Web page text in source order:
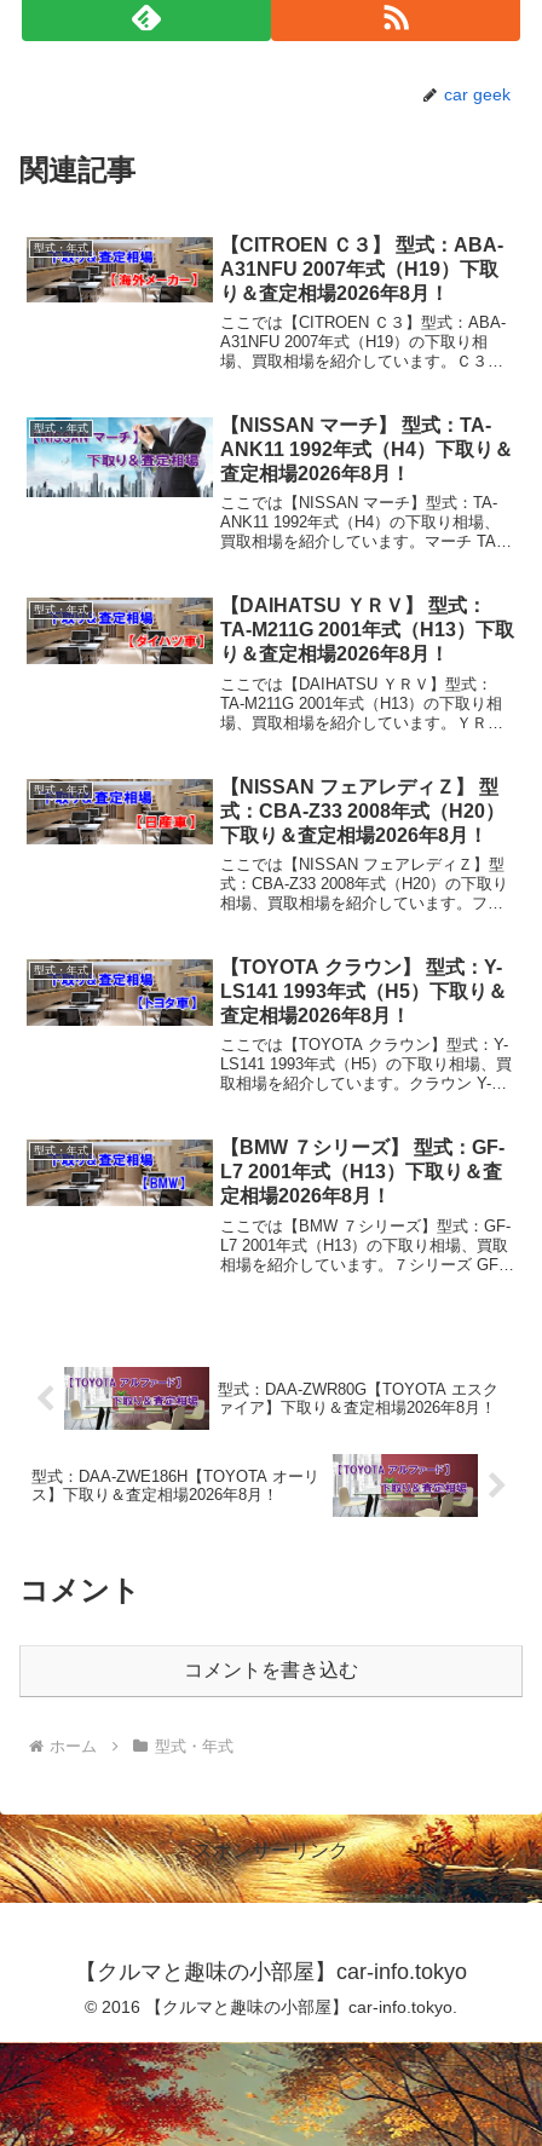
car geek
関連記事
型式・年式
【CITROEN Ｃ３】 型式：ABA-
A31NFU 2007年式（H19）下取
り＆査定相場2026年8月！
ここでは【CITROEN Ｃ３】型式：ABA-
A31NFU 2007年式（H19）の下取り相
場、買取相場を紹介しています。Ｃ３
～70万円買取り相場：...
型式・年式
【NISSAN マーチ】 型式：TA-
ANK11 1992年式（H4）下取り＆
査定相場2026年8月！
ここでは【NISSAN マーチ】型式：TA-
ANK11 1992年式（H4）の下取り相場、
買取相場を紹介しています。マーチ TA-
円買取り相場：マイナス1万...
型式・年式
【DAIHATSU ＹＲＶ】 型式：
TA-M211G 2001年式（H13）下取
り＆査定相場2026年8月！
ここでは【DAIHATSU ＹＲＶ】型式：
TA-M211G 2001年式（H13）の下取り相
場、買取相場を紹介しています。ＹＲＶ
～1万円買取り相場：マイ...
型式・年式
【NISSAN フェアレディＺ】 型
式：CBA-Z33 2008年式（H20）
下取り＆査定相場2026年8月！
ここでは【NISSAN フェアレディＺ】型
式：CBA-Z33 2008年式（H20）の下取り
相場、買取相場を紹介しています。フェ
ス1万円～124万円買取...
型式・年式
【TOYOTA クラウン】 型式：Y-
LS141 1993年式（H5）下取り＆
査定相場2026年8月！
ここでは【TOYOTA クラウン】型式：Y-
LS141 1993年式（H5）の下取り相場、買
取相場を紹介しています。クラウン Y-
買取り相場：マイナス1万...
型式・年式
【BMW ７シリーズ】 型式：GF-
L7 2001年式（H13）下取り＆査
定相場2026年8月！
ここでは【BMW ７シリーズ】型式：GF-
L7 2001年式（H13）の下取り相場、買取
相場を紹介しています。７シリーズ GF-
型式：DAA-ZWR80G【TOYOTA エスク
ァイア】下取り＆査定相場2026年8月！
型式：DAA-ZWE186H【TOYOTA オーリ
ス】下取り＆査定相場2026年8月！
コメント
コメントを書き込む
ホーム 型式・年式
スポンサーリンク
【クルマと趣味の小部屋】car-info.tokyo
© 2016 【クルマと趣味の小部屋】car-info.tokyo.